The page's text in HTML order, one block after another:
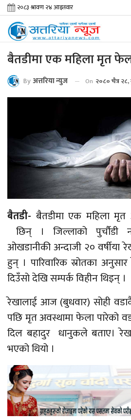
बैतडीमा एक महिला मृत
By अत्तरिया न्युज On २०८० चैत्र
बैतडी- बैतडीमा एक महिला
छिन् । जिल्लाको पुर्चौडी
ओखडानीकीअन्दाजी २० वर्षीया
हुन् । पारिवारिक स्रोतका
दिउँसो देखि सम्पर्क विहीन थिइन् ।
रेखालाई आज (बुधवार) सोही
पछि मृत अवस्थामा फेला पारेको
दिल बहादुर धानुकले बताए।
भएको थियो ।